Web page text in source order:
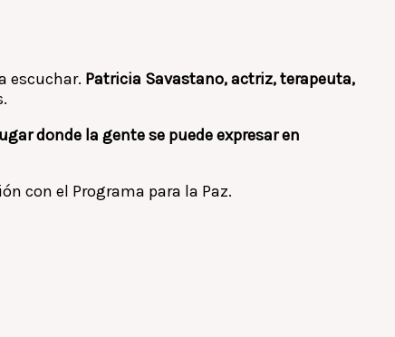
escuchar. Patricia Savastano, actriz, terapeuta,
donde la gente se puede expresar en
con el Programa para la Paz.